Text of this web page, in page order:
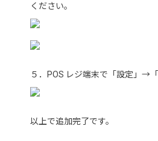
ください。
５．POS レジ端末で「設定」→
以上で追加完了です。